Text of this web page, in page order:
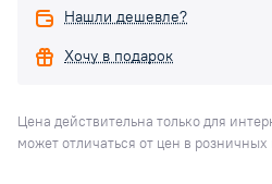
Нашли дешевле?
Хочу в подарок
Цена действительна только для
может отличаться от цен в розничных